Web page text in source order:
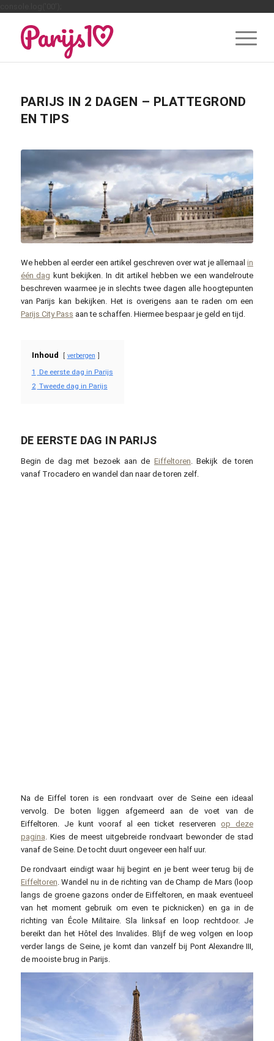
PARIJS IN 2 DAGEN – PLATTEGROND
EN TIPS
We hebben al eerder een artikel geschreven over wat je allemaalin
één dag kunt bekijken. In dit artikel hebben we een wandelroute
beschreven waarmee je in slechts twee dagen alle hoogtepunten
van Parijs kan bekijken. Het is overigens aan te raden om een
Parijs City Pass aan te schaffen. Hiermee bespaar je geld en tijd.
Inhoud verbergen
1 De eerste dag in Parijs
2 Tweede dag in Parijs
DE EERSTE DAG IN PARIJS
Begin de dag met bezoek aan de Eiffeltoren . Bekijk de toren
vanaf Trocadero en wandel dan naar de toren zelf.
Na de Eiffel toren is een rondvaart over de Seine een ideaal
vervolg. De boten liggen afgemeerd aan de voet van de
Eiffeltoren. Je kunt vooraf al een ticket reserveren op deze
pagina . Kies de meest uitgebreide rondvaart bewonder de stad
vanaf de Seine. De tocht duurt ongeveer een half uur.
De rondvaart eindigt waar hij begint en je bent weer terug bij de
Eiffeltoren. Wandel nu in de richting van de Champ de Mars (loop
langs de groene gazons onder de Eiffeltoren, en maak eventueel
van het moment gebruik om even te picknicken) en ga in de
richting van École Militaire. Sla linksaf en loop rechtdoor. Je
bereikt dan het Hôtel des Invalides. Blijf de weg volgen en loop
verder langs de Seine, je komt dan vanzelf bij Pont Alexandre III,
de mooiste brug in Parijs.